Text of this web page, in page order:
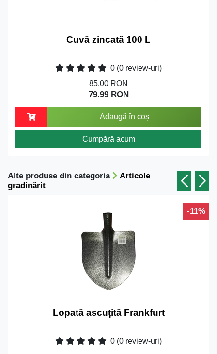
Cuvă zincată 100 L
0 (0 review-uri)
85.00 RON
79.99 RON
Adaugă în coș
Cumpără acum
Alte produse din categoria
Articole
gradinărit
-11%
Lopată ascuţită Frankfurt
0 (0 review-uri)